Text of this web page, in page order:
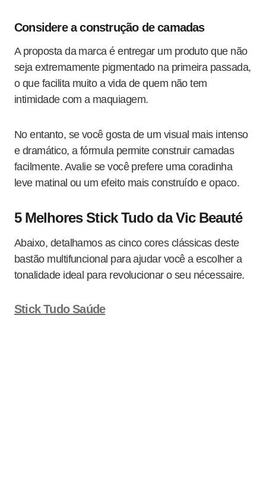
Considere a construção de camadas
A proposta da marca é entregar um produto que não
seja extremamente pigmentado na primeira passada,
o que facilita muito a vida de quem não tem
intimidade com a maquiagem.
No entanto, se você gosta de um visual mais intenso
e dramático, a fórmula permite construir camadas
facilmente. Avalie se você prefere uma coradinha
leve matinal ou um efeito mais construído e opaco.
5 Melhores Stick Tudo da Vic Beauté
Abaixo, detalhamos as cinco cores clássicas deste
bastão multifuncional para ajudar você a escolher a
tonalidade ideal para revolucionar o seu nécessaire.
Stick Tudo Saúde